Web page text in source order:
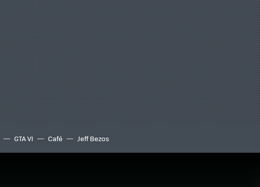
GTA VI Café Jeff Bezos